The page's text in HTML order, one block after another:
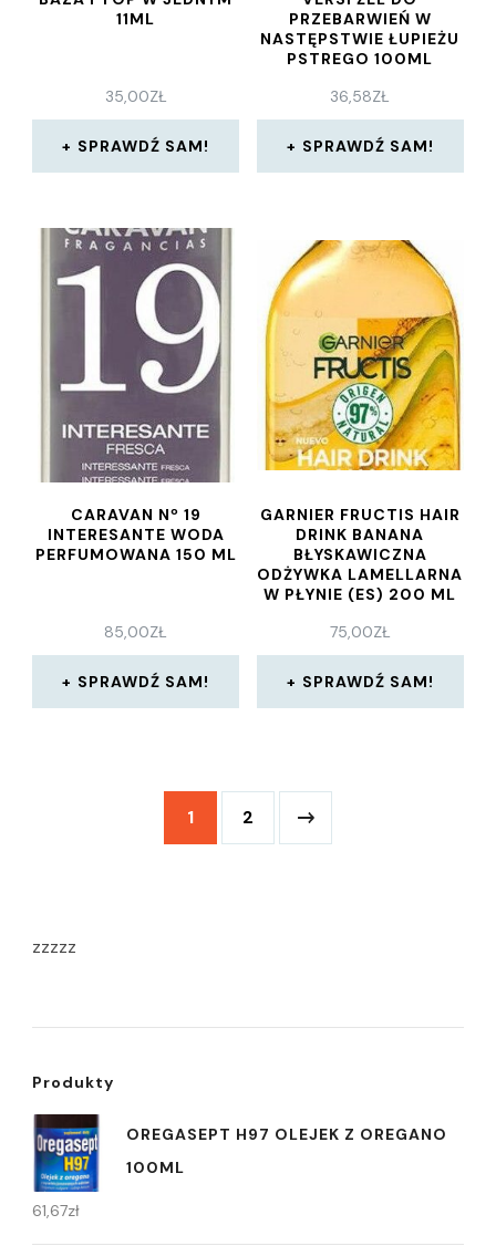
11ML
35,00ZŁ
SPRAWDŹ SAM!
PRZEBARWIEŃ W
NASTĘPSTWIE ŁUPIEŻU
PSTREGO 100ML
36,58ZŁ
SPRAWDŹ SAM!
CARAVAN Nº 19
INTERESANTE WODA
PERFUMOWANA 150 ML
85,00ZŁ
SPRAWDŹ SAM!
GARNIER FRUCTIS HAIR
DRINK BANANA
BŁYSKAWICZNA
ODŻYWKA LAMELLARNA
W PŁYNIE (ES) 200 ML
75,00ZŁ
SPRAWDŹ SAM!
1 2
zzzzz
Produkty
OREGASEPT H97 OLEJEK Z OREGANO
100ML
61,67zł